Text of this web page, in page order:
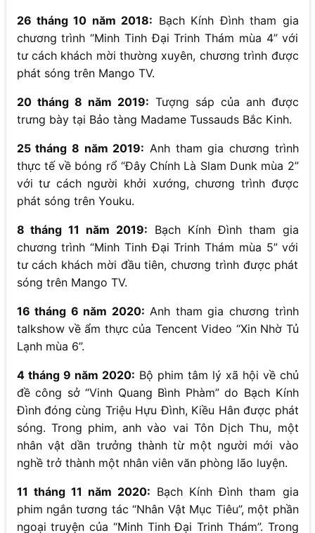
26 tháng 10 năm 2018: Bạch Kính Đình tham gia
chương trình “Minh Tinh Đại Trinh Thám mùa 4” với
tư cách khách mời thường xuyên, chương trình được
phát sóng trên Mango TV.
20 tháng 8 năm 2019: Tượng sáp của anh được
trưng bày tại Bảo tàng Madame Tussauds Bắc Kinh.
25 tháng 8 năm 2019: Anh tham gia chương trình
thực tế về bóng rổ “Đây Chính Là Slam Dunk mùa 2”
với tư cách người khởi xướng, chương trình được
phát sóng trên Youku.
8 tháng 11 năm 2019: Bạch Kính Đình tham gia
chương trình “Minh Tinh Đại Trinh Thám mùa 5” với
tư cách khách mời đầu tiên, chương trình được phát
sóng trên Mango TV.
16 tháng 6 năm 2020: Anh tham gia chương trình
talkshow về ẩm thực của Tencent Video “Xin Nhờ Tủ
Lạnh mùa 6”.
4 tháng 9 năm 2020: Bộ phim tâm lý xã hội về chủ
đề công sở “Vinh Quang Bình Phàm” do Bạch Kính
Đình đóng cùng Triệu Hựu Đình, Kiều Hân được phát
sóng. Trong phim, anh vào vai Tôn Dịch Thu, một
nhân vật dần trưởng thành từ một người mới vào
nghề trở thành một nhân viên văn phòng lão luyện.
11 tháng 11 năm 2020: Bạch Kính Đình tham gia
phim ngắn tương tác “Nhân Vật Mục Tiêu”, một phần
ngoại truyện của “Minh Tinh Đại Trinh Thám”. Trong